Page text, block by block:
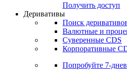
Получить доступ
Деривативы
Поиск
Валютные и
Суверенные CDS
Корпоративные
Попробуйте 7-